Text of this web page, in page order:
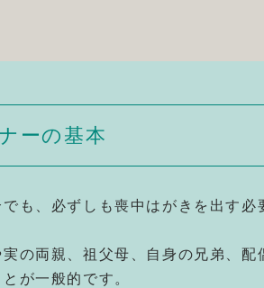
ーの基本
も、必ずしも喪中はがきを出す必
の両親、祖父母、自身の兄弟、
が一般的です。